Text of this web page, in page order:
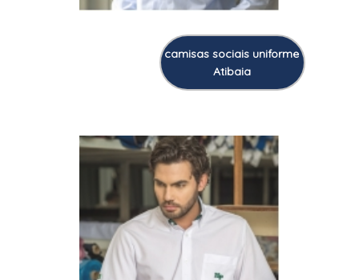
camisas sociais uniforme
Atibaia